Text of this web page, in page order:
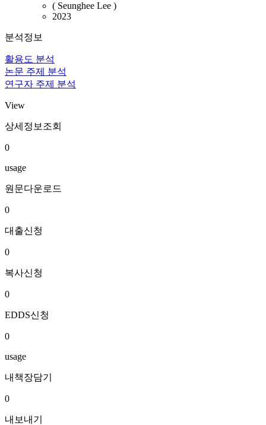
( Seunghee Lee )
2023
분석정보
활용도 분석
논문 주제 분석
연구자 주제 분석
View
상세정보조회
0
usage
원문다운로드
0
대출신청
0
복사신청
0
EDDS신청
0
usage
내책장담기
0
내보내기